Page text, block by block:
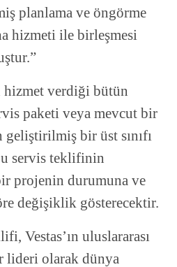
planlama ve öngörme
hizmeti ile birleşmesi
hizmet verdiği bütün
paketi veya mevcut bir
bir üst sınıfı
servis teklifinin
projenin durumuna ve
değişiklik gösterecektir.
Vestas’ın uluslararası
lideri olarak dünya